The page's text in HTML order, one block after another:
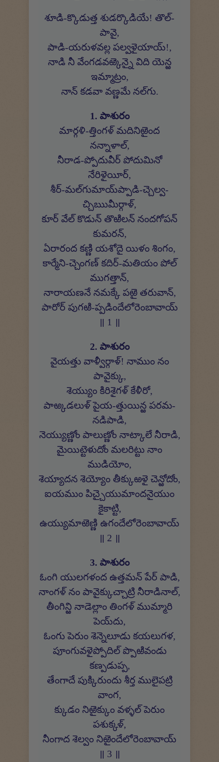
శూడి-క్కొడుత్త శుడర్కొడియే! తొల్-
పావై,
పాడి-యరుళవల్ల పల్వళైయాయ్!,
నాడి నీ వేంగడవఱ్కెన్నై విది యెన్ఱ
ఇమ్మాట్రం,
నాన్ కడవా వణ్ణమే నల్‍గు.
1. పాశురం
మార్గళి-త్తింగళ్ మదినిఱైంద
నన్నాళాల్,
నీరాడ-ప్పోదువీర్ పోదుమినో
నేరిళైయీర్,
శీర్-మల్‍గుమాయ్‍ప్పాడి-చ్చెల్వ-
చ్చిఋమీర్గాళ్,
కూర్ వేల్ కొడున్ తొఱిలన్ నందగోపన్
కుమరన్,
ఏరారంద కణ్ణి యశోదై యిళం శింగం,
కార్మేని-చ్చెంగణ్ కదిర్-మతియం పోల్
ముగత్తాన్,
నారాయణనే నమక్కే పఱై తరువాన్,
పారోర్ పుగఱి-ప్పడిందేలోరెంబావాయ్
॥ 1 ॥
2. పాశురం
వైయత్తు వాళ్వీర్గాళ్! నాముం నం
పావైక్కు,
శెయ్యుం కిరిశైగళ్ కేళీరో,
పాఱ్కడలుళ్ పైయ-త్తుయిన్ఱ పరమ-
నడిపాడి,
నెయ్యుణ్ణోం పాలుణ్ణోం నాట్కాలే నీరాడి,
మైయిట్టెళుదోం మలరిట్టు నాం
ముడియోం,
శెయ్యాదన శెయ్యోం తీక్కుఱళై చెన్ఱోదోం,
ఐయముం పిచ్చైయుమాందనైయుం
కైకాట్టి,
ఉయ్యుమాఱెణ్ణి ఉగందేలోరెంబావాయ్
॥ 2 ॥
3. పాశురం
ఓంగి యులగళంద ఉత్తమన్ పేర్ పాడి,
నాంగళ్ నం పావైక్కుచ్చాట్రి నీరాడినాల్,
తీంగిన్ఱి నాడెల్లాం తింగళ్ ముమ్మారి
పెయ్‍దు,
ఓంగు పెరుం శెన్నెలూడు కయలుగళ,
పూంగువళైప్పోదిల్ ప్పొఱివండు
కణ్పడుప్ప,
తేంగాదే పుక్కిరుందు శీర్త ములైపట్రి
వాంగ,
క్కుడం నిఱైక్కుం వళ్ళల్ పెరుం
పశుక్కళ్,
నీంగాద శెల్వం నిఱైందేలోరెంబావాయ్
॥ 3 ॥